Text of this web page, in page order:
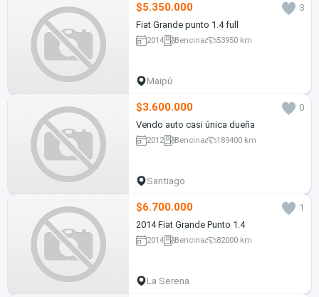
$5.350.000
3
Fiat Grande punto 1.4 full
2014 Bencina 53950 km
Maipú
$3.600.000
0
Vendo auto casi única dueña
2012 Bencina 189400 km
Santiago
$6.700.000
1
2014 Fiat Grande Punto 1.4
2014 Bencina 82000 km
La Serena